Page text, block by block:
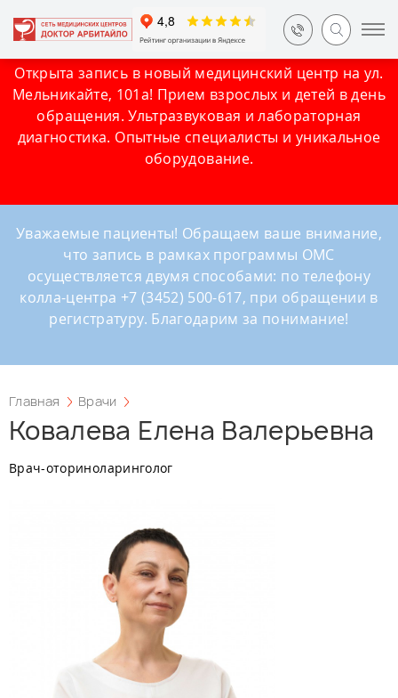
Открыта запись в новый медицинский центр на ул.
Мельникайте, 101а! Прием взрослых и детей в день
обращения. Ультразвуковая и лабораторная
диагностика. Опытные специалисты и уникальное
оборудование.
Уважаемые пациенты! Обращаем ваше внимание,
что запись в рамках программы ОМС
осуществляется двумя способами: по телефону
колла-центра +7 (3452) 500-617, при обращении в
регистратуру. Благодарим за понимание!
Главная Врачи
Ковалева Елена Валерьевна
Врач-оториноларинголог